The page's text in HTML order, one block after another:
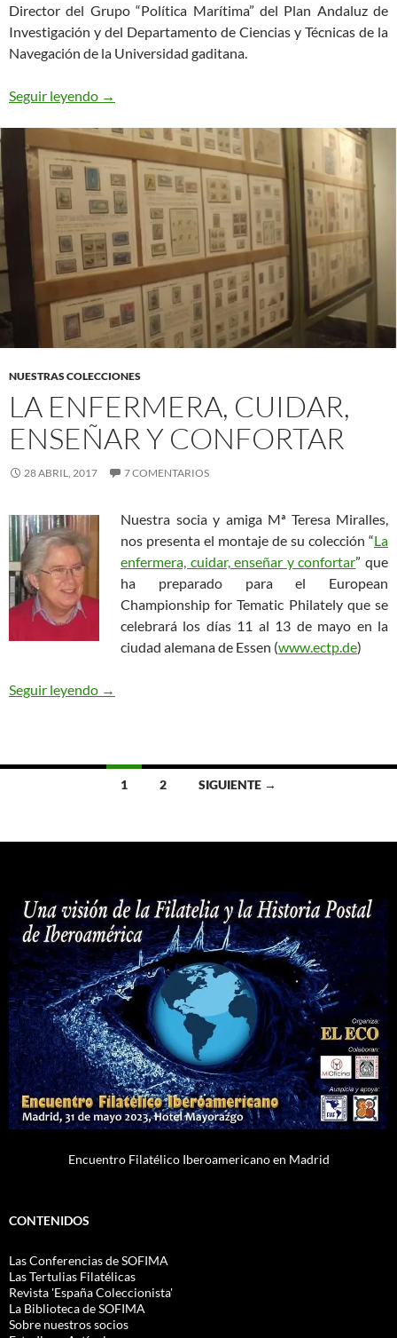
Director del Grupo “Política Marítima” del Plan Andaluz de
Investigación y del Departamento de Ciencias y Técnicas de la
Navegación de la Universidad gaditana.
Seguir leyendo La conquista del horizonte
→
NUESTRAS COLECCIONES
LA ENFERMERA, CUIDAR,
ENSEÑAR Y CONFORTAR
28 ABRIL, 2017 7 COMENTARIOS
Nuestra socia y amiga Mª Teresa Miralles,
nos presenta el montaje de su colección “La
enfermera, cuidar, enseñar y confortar” que
ha preparado para el European
Championship for Tematic Philately que se
celebrará los días 11 al 13 de mayo en la
ciudad alemana de Essen (www.ectp.de)
Seguir leyendo La enfermera, cuidar, enseñar y confortar
→
las
1 2 SIGUIENTE →
Encuentro Filatélico Iberoamericano en Madrid
CONTENIDOS
Las Conferencias de SOFIMA
Las Tertulias Filatélicas
Revista 'España Coleccionista'
La Biblioteca de SOFIMA
Sobre nuestros socios